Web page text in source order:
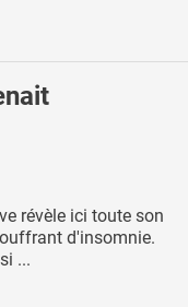
révèle ici toute son
d'insomnie.
...